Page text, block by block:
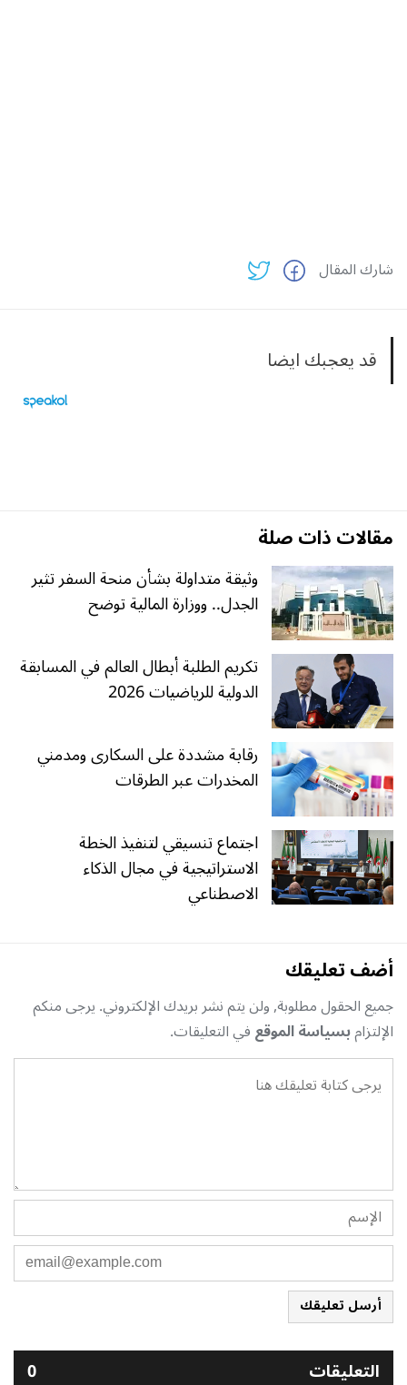
شارك المقال
قد يعجبك ايضا
مقالات ذات صلة
وثيقة متداولة بشأن منحة السفر تثير
الجدل.. ووزارة المالية توضح
تكريم الطلبة أبطال العالم في المسابقة
الدولية للرياضيات 2026
رقابة مشددة على السكارى ومدمني
المخدرات عبر الطرقات
اجتماع تنسيقي لتنفيذ الخطة
الاستراتيجية في مجال الذكاء
الاصطناعي
أضف تعليقك
جميع الحقول مطلوبة, ولن يتم نشر بريدك الإلكتروني. يرجى منكم
الإلتزامبسياسة الموقعفي التعليقات.
أرسل تعليقك
التعليقات 0